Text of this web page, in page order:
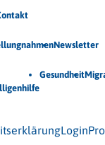
Newsletter
Gesundheit
Login